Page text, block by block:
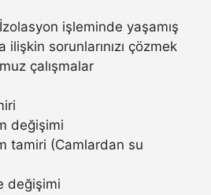
işleminde yaşamış
ilişkin sorunlarınızı çözmek
çalışmalar
değişimi
tamiri (Camlardan su
değişimi